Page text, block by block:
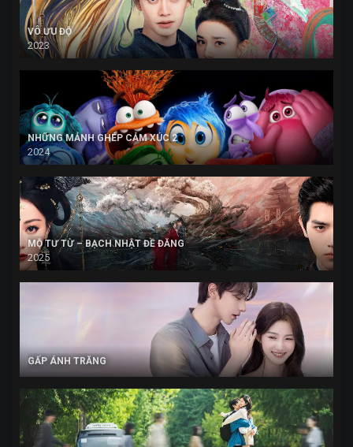
VÔ ƯU ĐỘ
2023
NHỮNG MẢNH GHÉP CẢM XÚC 2
2024
MỘ TƯ TỪ – BẠCH NHẬT ĐỀ ĐĂNG
2025
GẤP ÁNH TRĂNG